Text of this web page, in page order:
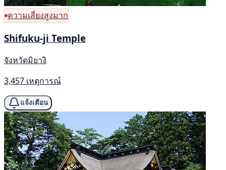
ความเสี่ยงสูงมาก
Shifuku-ji Temple
จังหวัดมิยางิ
3,457 เหตุการณ์
แจ้งเตือน